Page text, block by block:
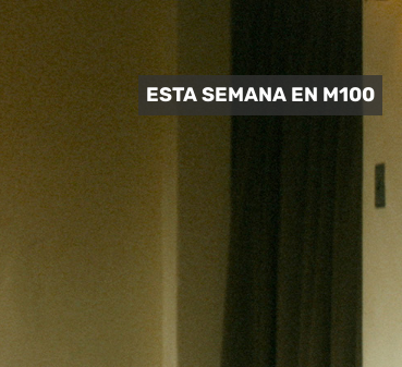
ESTA SEMANA EN M100